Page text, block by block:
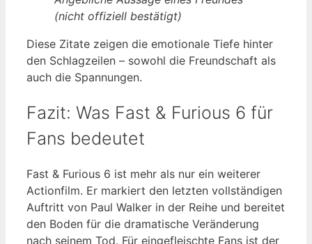
(nicht offiziell bestätigt)
Diese Zitate zeigen die emotionale Tiefe hinter
den Schlagzeilen – sowohl die Freundschaft als
auch die Spannungen.
Fazit: Was Fast & Furious 6 für
Fans bedeutet
Fast & Furious 6 ist mehr als nur ein weiterer
Actionfilm. Er markiert den letzten vollständigen
Auftritt von Paul Walker in der Reihe und bereitet
den Boden für die dramatische Veränderung
nach seinem Tod. Für eingefleischte Fans ist der